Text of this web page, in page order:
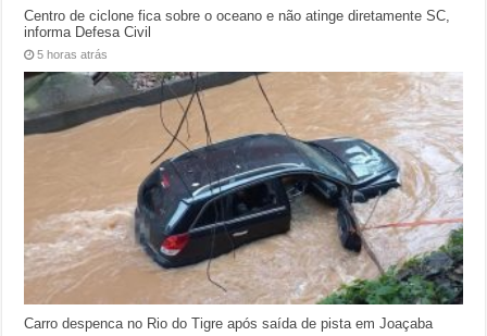
Centro de ciclone fica sobre o oceano e não atinge diretamente SC,
informa Defesa Civil
5 horas atrás
Carro despenca no Rio do Tigre após saída de pista em Joaçaba